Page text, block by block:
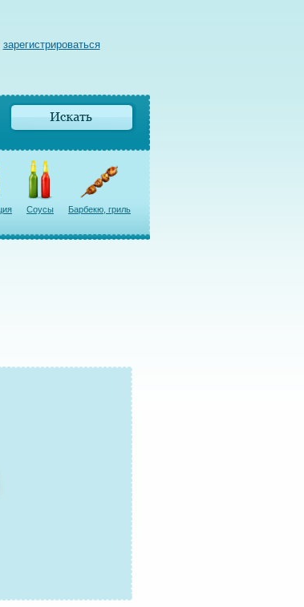
зарегистрироваться
Соусы Барбекю, гриль